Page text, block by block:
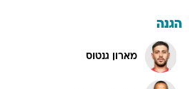
הגנה
מארון גנטוס